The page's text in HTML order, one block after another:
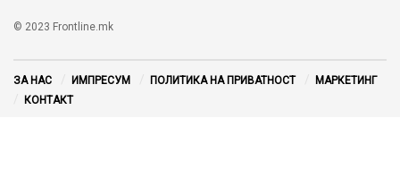
© 2023 Frontline.mk
ЗА НАС ИМПРЕСУМ ПОЛИТИКА НА ПРИВАТНОСТ
МАРКЕТИНГ
КОНТАКТ